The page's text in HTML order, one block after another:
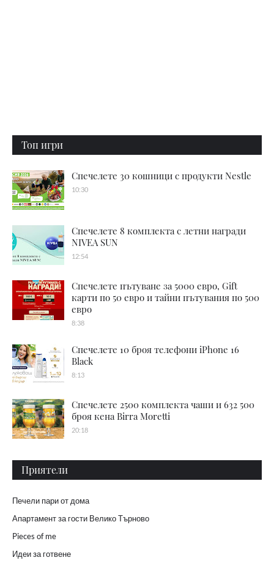
Топ игри
Спечелете 30 кошници с продукти Nestle
10:30
Спечелете 8 комплекта с летни награди
NIVEA SUN
12:54
Спечелете пътуване за 5000 евро, Gift
карти по 50 евро и тайни пътувания по 500
евро
8:38
Спечелете 10 броя телефони iPhone 16
Black
8:13
Спечелете 2500 комплекта чаши и 632 500
броя кена Birra Moretti
20:18
Приятели
Печели пари от дома
Апартамент за гости Велико Търново
Pieces of me
Идеи за готвене